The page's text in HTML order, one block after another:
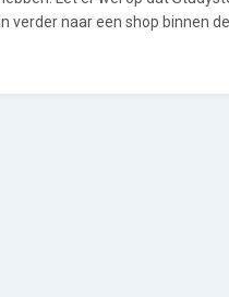
verder naar een shop binnen